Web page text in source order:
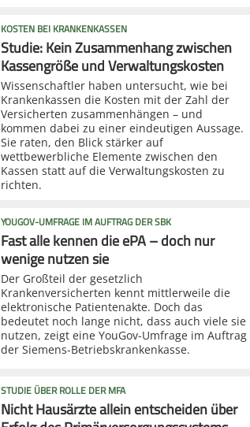
KOSTEN BEI KRANKENKASSEN
Studie: Kein Zusammenhang zwischen
Kassengröße und Verwaltungskosten
Wissenschaftler haben untersucht, wie bei
Krankenkassen die Kosten mit der Zahl der
Versicherten zusammenhängen – und
kommen dabei zu einer eindeutigen Aussage.
Sie raten, den Blick stärker auf
wettbewerbliche Elemente zwischen den
Kassen statt auf die Verwaltungskosten zu
richten.
YOUGOV-UMFRAGE IM AUFTRAG DER SBK
Fast alle kennen die ePA – doch nur
wenige nutzen sie
Der Großteil der gesetzlich
Krankenversicherten kennt mittlerweile die
elektronische Patientenakte. Doch das
bedeutet noch lange nicht, dass auch viele sie
nutzen, zeigt eine YouGov-Umfrage im Auftrag
der Siemens-Betriebskrankenkasse.
STUDIE ÜBER ROLLE DER MFA
Nicht Hausärzte allein entscheiden über